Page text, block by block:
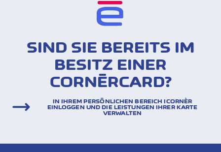
SIND SIE BEREITS IM
BESITZ EINER
CORNÈRCARD?
IN IHREM PERSÖNLICHEN BEREICH ICORNÈR
EINLOGGEN UND DIE LEISTUNGEN IHRER KARTE
VERWALTEN